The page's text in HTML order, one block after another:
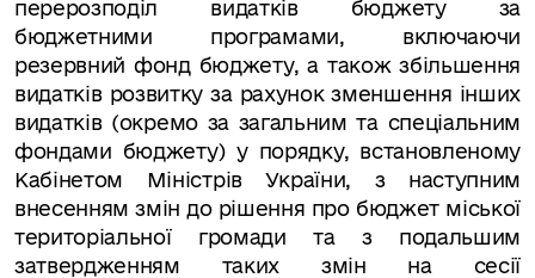
перерозподіл видатків бюджету за
бюджетними програмами, включаючи
резервний фонд бюджету, а також збільшення
видатків розвитку за рахунок зменшення інших
видатків (окремо за загальним та спеціальним
фондами бюджету) у порядку, встановленому
Кабінетом Міністрів України, з наступним
внесенням змін до рішення про бюджет міської
територіальної громади та з подальшим
затвердженням таких змін на сесії